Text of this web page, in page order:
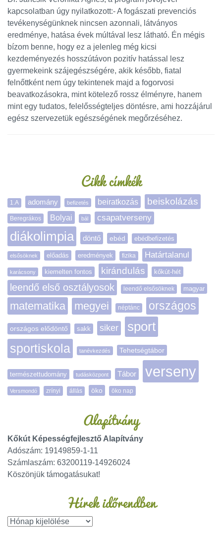
kapcsolatban úgy nyilatkozott:- A fogászati prevenciós
tevékenységünknek nincsen azonnali, látványos
eredménye, hatása évek múltával lesz látható. Én mégis
bízom benne, hogy ez a jelenleg még kicsi
kezdeményezés hosszútávon pozitív hatással lesz
gyermekeink szájegészségére, akik később, fiatal
felnőttként nem úgy tekintenek majd a fogorvosi
beavatkozásokra, mint kötelező rossz élményre, hanem
mint egy tudatos, felelősségteljes döntésre, ami hozzájárul
egész szervezetük egészségének megőrzéséhez.
Cikk címkék
1.A adomány befizetés beiratkozás beiskolázás
Beregrákos Bolyai bál csapatverseny
diákolimpia döntő ebéd ebédbefizetés
elsősöknek előadás eredmények fizika Határtalanul
karácsony kiemelten fontos kirándulás kőkút-hét
leendő első osztályosok leendő elsősöknek magyar
matematika megyei néptánc országos
országos elődöntő sakk siker sport
sportiskola tanévkezdés Tehetségtábor
természettudomány tudásközpont Tábor verseny
Versmondó zrínyi állás öko öko nap
Alapítvány
Kőkút Képességfejlesztő Alapítvány
Adószám: 19149859-1-11
Számlaszám: 63200119-14926024
Köszönjük támogatásukat!
Hírek időrendben